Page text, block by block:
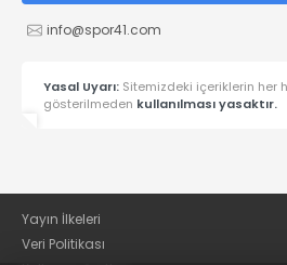
info@spor41.com
Yasal Uyarı: Sitemizdeki içeriklerin her
gösterilmeden kullanılması yasaktır.
Yayın İlkeleri
Veri Politikası